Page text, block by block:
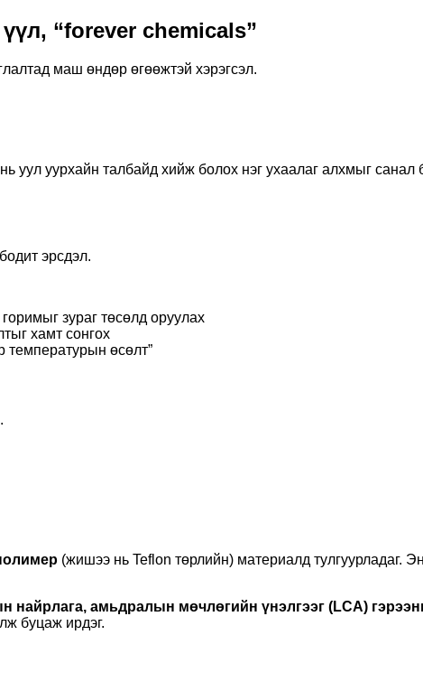
“forever chemicals”
маш өндөр өгөөжтэй хэрэгсэл.
уул уурхайн талбайд хийж болох нэг ухаалаг алхмыг санал
эрсдэл.
зураг төсөлд оруулах
хамт сонгох
температурын өсөлт”
(жишээ нь Teflon төрлийн) материалд тулгуурладаг.
найрлага, амьдралын мөчлөгийн үнэлгээг (LCA)
буцаж ирдэг.